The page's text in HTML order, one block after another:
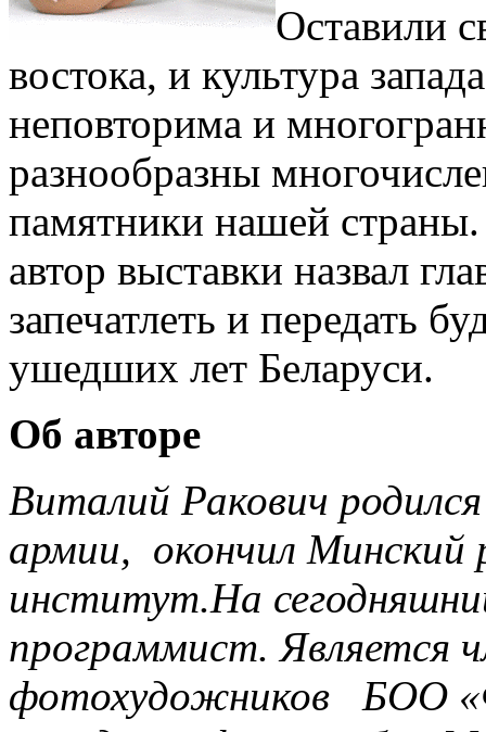
Оставили
востока, и культура
неповторима и
разнообразны
памятники нашей
автор выставки назвал
запечатлеть и передать
ушедших лет Беларуси.
Об авторе
Виталий Ракович
армии, окончил Минский
институт.На
программист. Является
фотохудожников БОО